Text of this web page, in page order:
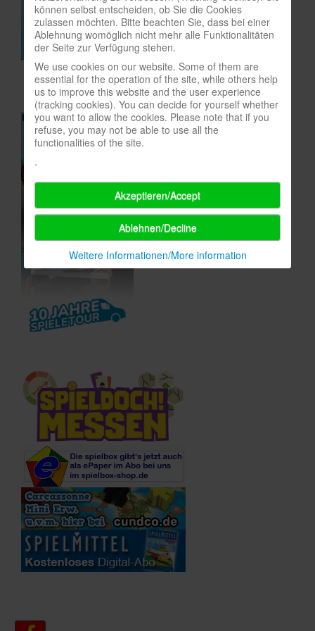
In eigener Sache-On our own behalf
Archivierte Meldungen-News archive
können selbst entscheiden, ob Sie die Cookies
zulassen möchten. Bitte beachten Sie, dass bei einer
Ablehnung womöglich nicht mehr alle Funktionalitäten
der Seite zur Verfügung stehen.
We use cookies on our website. Some of them are
essential for the operation of the site, while others help
us to improve this website and the user experience
(tracking cookies). You can decide for yourself whether
you want to allow the cookies. Please note that if you
refuse, you may not be able to use all the
functionalities of the site.
.
Akzeptieren/Accept
Ablehnen/Decline
Weitere Informationen/More information